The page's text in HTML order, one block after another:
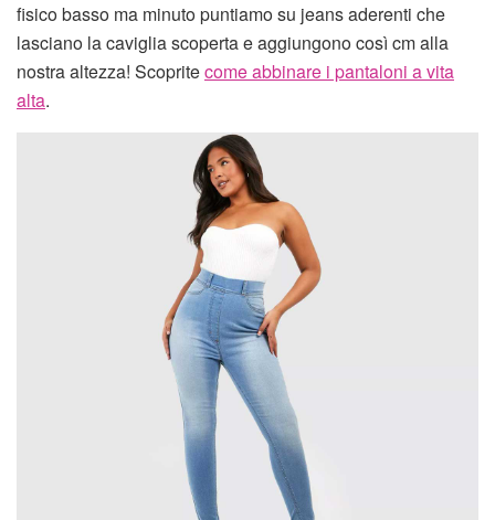
fisico basso ma minuto puntiamo su jeans aderenti che
lasciano la caviglia scoperta e aggiungono così cm alla
nostra altezza! Scopritecome abbinare i pantaloni a vita
alta.